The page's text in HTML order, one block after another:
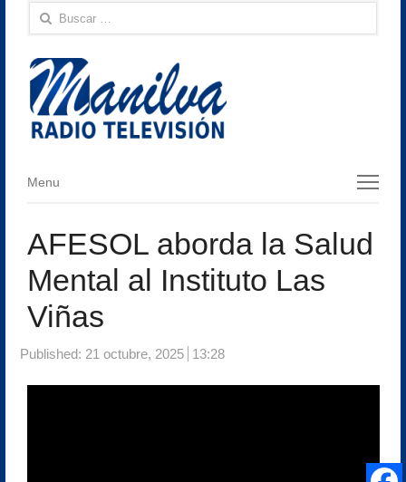
Buscar:
Menu
Menu
AFESOL aborda la Salud
Mental al Instituto Las
Viñas
Published: 21 octubre, 2025 13:28